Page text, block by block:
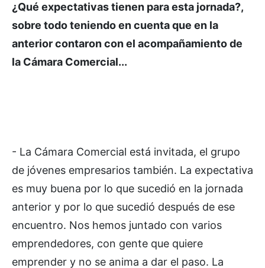
¿Qué expectativas tienen para esta jornada?,
sobre todo teniendo en cuenta que en la
anterior contaron con el acompañamiento de
la Cámara Comercial...
- La Cámara Comercial está invitada, el grupo
de jóvenes empresarios también. La expectativa
es muy buena por lo que sucedió en la jornada
anterior y por lo que sucedió después de ese
encuentro. Nos hemos juntado con varios
emprendedores, con gente que quiere
emprender y no se anima a dar el paso. La